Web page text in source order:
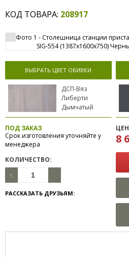
КОД ТОВАРА: 208917
ВЫБРАТЬ ЦВЕТ ОБИВКИ
ДСП-Вяз
Либерти
Дымчатый
ПОД ЗАКАЗ
Срок изготовления уточняйте у
менеджера
КОЛИЧЕСТВО:
РАССКАЗАТЬ ДРУЗЬЯМ:
8